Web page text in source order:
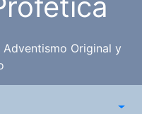
Original y